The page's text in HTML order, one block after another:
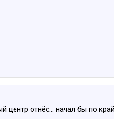
центр отнёс... начал бы по